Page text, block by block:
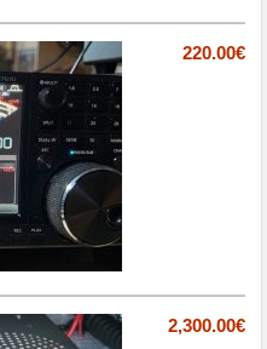
220.00€
2,300.00€